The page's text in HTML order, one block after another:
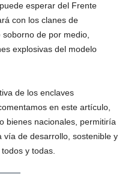
esperar del Frente
con los clanes de
de por medio,
explosivas del modelo
de los enclaves
en este artículo,
bienes nacionales, permitiría
vía de desarrollo, sostenible y
y todas.